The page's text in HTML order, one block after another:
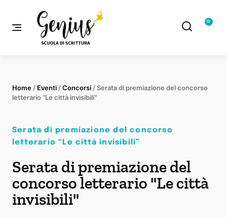
0
Home / Eventi /Concorsi / Serata di premiazione del concorso
letterario “Le città invisibili”​
Serata di premiazione del concorso
letterario “Le città invisibili”​
Serata di premiazione del
concorso letterario "Le città
invisibili"